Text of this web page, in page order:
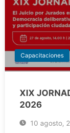
Capacitaciones
XIX
2026
10 agosto,